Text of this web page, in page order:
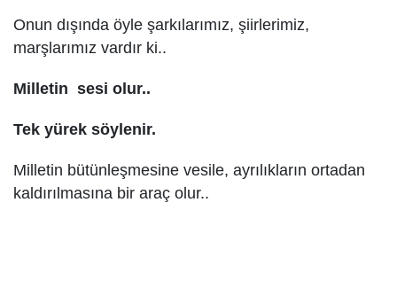
Onun dışında öyle şarkılarımız, şiirlerimiz,
marşlarımız vardır ki..
Milletin sesi olur..
Tek yürek söylenir.
Milletin bütünleşmesine vesile, ayrılıkların ortadan
kaldırılmasına bir araç olur..